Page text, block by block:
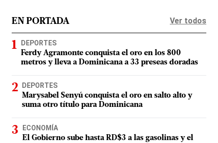
EN PORTADA Ver todos
DEPORTES
Ferdy Agramonte conquista el oro en los 800
metros y lleva a Dominicana a 33 preseas doradas
DEPORTES
Marysabel Senyú conquista el oro en salto alto y
suma otro título para Dominicana
ECONOMÍA
El Gobierno sube hasta RD$3 a las gasolinas y el